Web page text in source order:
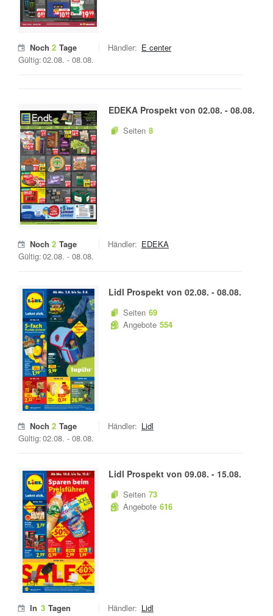
Noch 2 Tage
Gültig:02.08. - 08.08.
Händler: E center
EDEKA Prospekt von 02.08. - 08.08.
Seiten 8
Noch 2 Tage
Gültig:02.08. - 08.08.
Händler: EDEKA
Lidl Prospekt von 02.08. - 08.08.
Seiten 69
Angebote 554
Noch 2 Tage
Gültig:02.08. - 08.08.
Händler: Lidl
Lidl Prospekt von 09.08. - 15.08.
Seiten 73
Angebote 616
In 3 Tagen
Händler: Lidl